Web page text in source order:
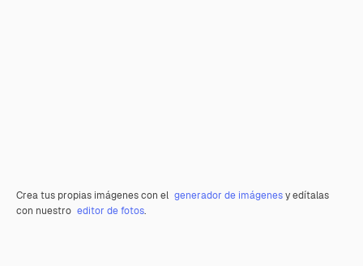
Crea tus propias imágenes con el generador de imágenesy edítalas
con nuestro editor de fotos.